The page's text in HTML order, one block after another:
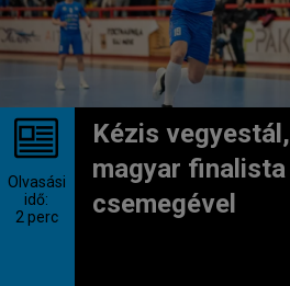
Olvasási
idő:
2 perc
Kézis vegyestál,
magyar finalista
csemegével